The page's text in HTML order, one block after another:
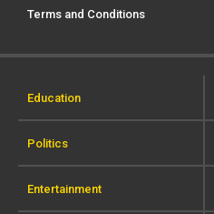
Terms and Conditions
Education
Politics
Entertainment